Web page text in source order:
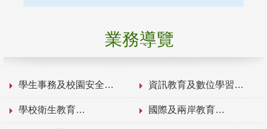
業務導覽
學生事務及校園安全 資訊教育及數位學習
學校衛生教育 國際及兩岸教育